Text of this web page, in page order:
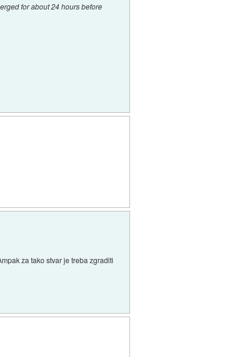
for about 24 hours before
za tako stvar je treba zgraditi